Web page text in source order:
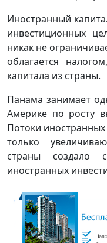
Иностранный
инвестиционных
никак не
облагается
капитала из страны.
Панама занимает
Америке по росту
Потоки
только
страны создало
иностранных